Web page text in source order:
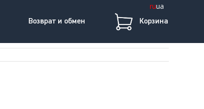
ruua
Возврат и обмен Корзина